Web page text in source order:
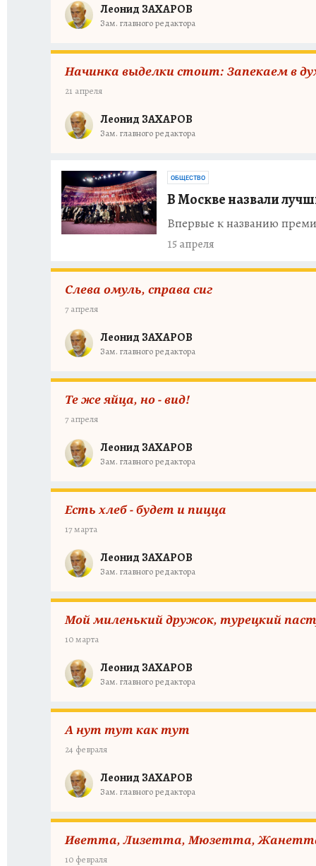
Леонид ЗАХАРОВ
Зам. главного редактора
Начинка выделки стоит: Запекаем в
21 апреля
Леонид ЗАХАРОВ
Зам. главного редактора
ОБЩЕСТВО
В Москве назвали
Впервые к названию
15 апреля
Слева омуль, справа сиг
7 апреля
Леонид ЗАХАРОВ
Зам. главного редактора
Те же яйца, но - вид!
7 апреля
Леонид ЗАХАРОВ
Зам. главного редактора
Есть хлеб - будет и пицца
17 марта
Леонид ЗАХАРОВ
Зам. главного редактора
Мой миленький дружок, турецкий
10 марта
Леонид ЗАХАРОВ
Зам. главного редактора
А нут тут как тут
24 февраля
Леонид ЗАХАРОВ
Зам. главного редактора
Иветта, Лизетта, Мюзетта,
10 февраля